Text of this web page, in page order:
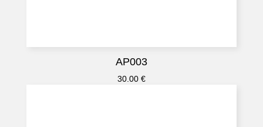
AP003
30.00 €